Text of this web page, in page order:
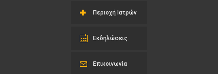
Περιοχή Ιατρών
Εκδηλώσεις
Επικοινωνία